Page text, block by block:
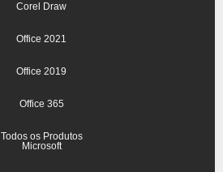
Corel Draw
Office 2021
Office 2019
Office 365
Todos os Produtos
Microsoft